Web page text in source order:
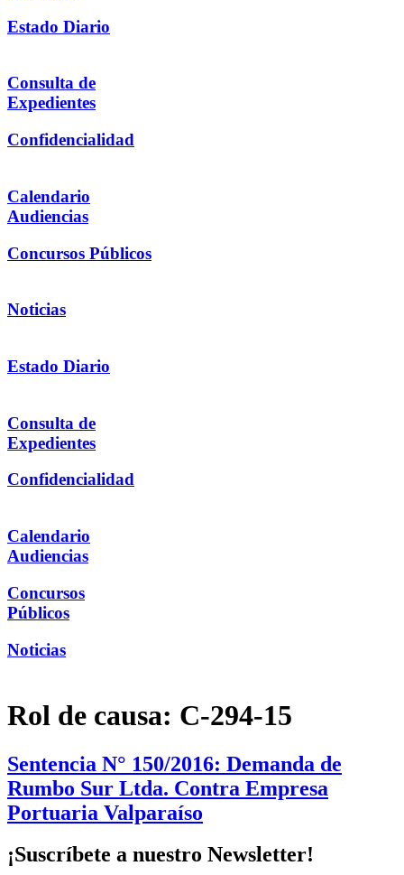
Estado Diario
Consulta de
Expedientes
Confidencialidad
Calendario
Audiencias
Concursos Públicos
Noticias
Estado Diario
Consulta de
Expedientes
Confidencialidad
Calendario
Audiencias
Concursos
Públicos
Noticias
Rol de causa: C-294-15
Sentencia N° 150/2016: Demanda de
Rumbo Sur Ltda. Contra Empresa
Portuaria Valparaíso
¡Suscríbete a nuestro Newsletter!